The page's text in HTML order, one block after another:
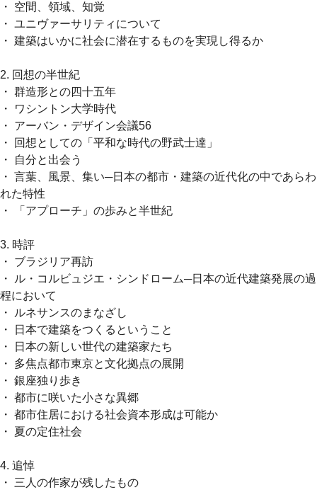
・ 空間、領域、知覚
・ ユニヴァーサリティについて
・ 建築はいかに社会に潜在するものを実現し得るか
2. 回想の半世紀
・ 群造形との四十五年
・ ワシントン大学時代
・ アーバン・デザイン会議56
・ 回想としての「平和な時代の野武士達」
・ 自分と出会う
・ 言葉、風景、集い─日本の都市・建築の近代化の中であらわ
れた特性
・ 「アプローチ」の歩みと半世紀
3. 時評
・ ブラジリア再訪
・ ル・コルビュジエ・シンドローム─日本の近代建築発展の過
程において
・ ルネサンスのまなざし
・ 日本で建築をつくるということ
・ 日本の新しい世代の建築家たち
・ 多焦点都市東京と文化拠点の展開
・ 銀座独り歩き
・ 都市に咲いた小さな異郷
・ 都市住居における社会資本形成は可能か
・ 夏の定住社会
4. 追悼
・ 三人の作家が残したもの